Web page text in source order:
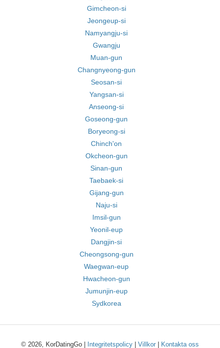
Gimcheon-si
Jeongeup-si
Namyangju-si
Gwangju
Muan-gun
Changnyeong-gun
Seosan-si
Yangsan-si
Anseong-si
Goseong-gun
Boryeong-si
Chinch'on
Okcheon-gun
Sinan-gun
Taebaek-si
Gijang-gun
Naju-si
Imsil-gun
Yeonil-eup
Dangjin-si
Cheongsong-gun
Waegwan-eup
Hwacheon-gun
Jumunjin-eup
Sydkorea
© 2026, KorDatingGo | Integritetspolicy Villkor Kontakta oss